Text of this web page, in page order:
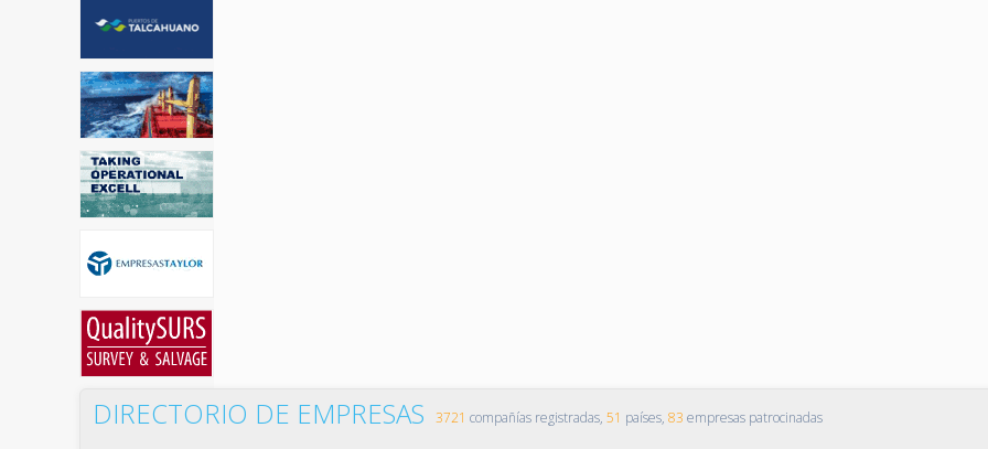
DIRECTORIO DE EMPRESAS 3721 compañías registradas, 51 países, 83 empresas patrocinadas